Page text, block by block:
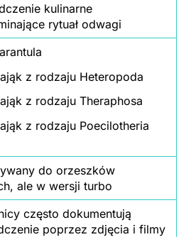
kulinarne
rytuał odwagi
z rodzaju Heteropoda
z rodzaju Theraphosa
z rodzaju Poecilotheria
do orzeszków
ale w wersji turbo
często dokumentują
poprzez zdjęcia i filmy